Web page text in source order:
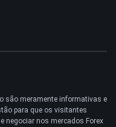
são meramente informativas e
para que os visitantes
negociar nos mercados Forex